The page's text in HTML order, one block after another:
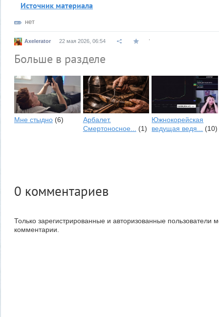
Источник материала
нет
Axelerator 22 мая 2026, 06:54 .
Больше в разделе
Мне стыдно (6)
Арбалет.
Смертоносное...
(1)
Южнокорейская
ведущая ведя...
(10)
0 комментариев
Только зарегистрированные и авторизованные пользователи
комментарии.